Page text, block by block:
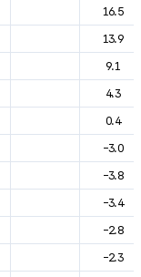
16.5
13.9
9.1
4.3
0.4
-3.0
-3.8
-3.4
-2.8
-2.3